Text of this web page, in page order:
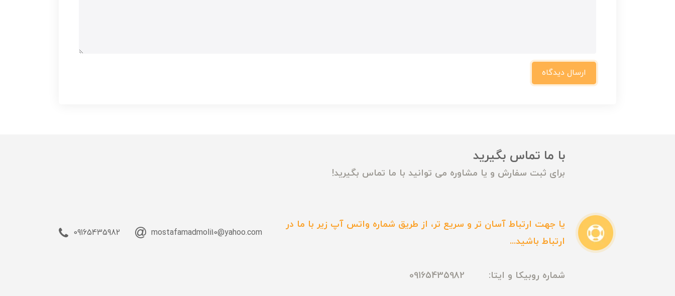
ارسال دیدگاه
با ما تماس بگیرید
برای ثبت سفارش و یا مشاوره می توانید با ما تماس بگیرید!
یا جهت ارتباط آسان تر و سریع تر، از طریق شماره واتس آپ زیر با ما در
ارتباط باشید...
شماره روبیکا و ایتا: 09165435982
mostafamadmoli10@yahoo.com
09165435982